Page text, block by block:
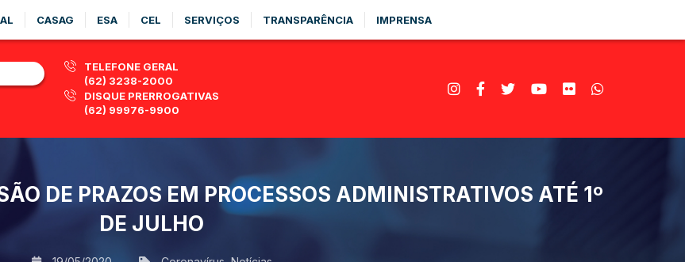
CASAG ESA CEL SERVIÇOS TRANSPARÊNCIA IMPRENSA
TELEFONE GERAL
(62) 3238-2000
DISQUE PRERROGATIVAS
(62) 99976-9900
DE PRAZOS EM PROCESSOS ADMINISTRATIVOS ATÉ 1º
DE JULHO